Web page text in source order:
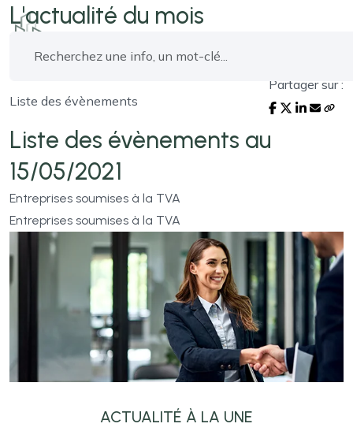
L'actualité du mois
Liste des évènements
Partager sur :
Liste des évènements au
15/05/2021
Entreprises soumises à la TVA
Entreprises soumises à la TVA
ACTUALITÉ À LA UNE